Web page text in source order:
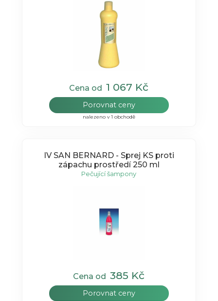
Cena od1 067 Kč
Porovnat ceny
nalezeno v 1 obchodě
IV SAN BERNARD - Sprej KS proti
zápachu prostředí 250 ml
Pečující šampony
Cena od385 Kč
Porovnat ceny